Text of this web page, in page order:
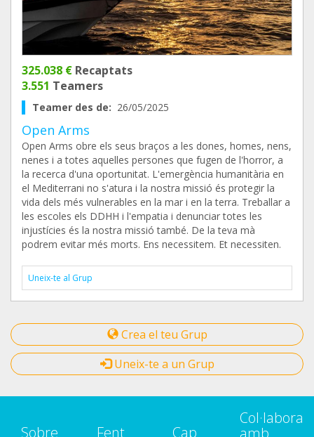
325.038 € Recaptats
3.551 Teamers
Teamer des de: 26/05/2025
Open Arms
Open Arms obre els seus braços a les dones, homes, nens,
nenes i a totes aquelles persones que fugen de l'horror, a
la recerca d'una oportunitat. L'emergència humanitària en
el Mediterrani no s'atura i la nostra missió és protegir la
vida dels més vulnerables en la mar i en la terra. Treballar a
les escoles els DDHH i l'empatia i denunciar totes les
injustícies és la nostra missió també. De la teva mà
podrem evitar més morts. Ens necessitem. Et necessiten.
Uneix-te al Grup
Crea el teu Grup
Uneix-te a un Grup
Sobre Fent Cap
Col·labora
amb